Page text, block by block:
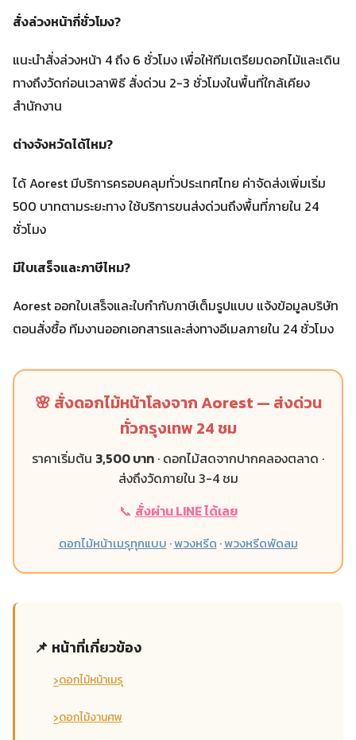
สั่งล่วงหน้ากี่ชั่วโมง?
แนะนำสั่งล่วงหน้า 4 ถึง 6 ชั่วโมง เพื่อให้ทีมเตรียมดอกไม้และเดิน
ทางถึงวัดก่อนเวลาพิธี สั่งด่วน 2-3 ชั่วโมงในพื้นที่ใกล้เคียง
สำนักงาน
ต่างจังหวัดได้ไหม?
ได้ Aorest มีบริการครอบคลุมทั่วประเทศไทย ค่าจัดส่งเพิ่มเริ่ม
500 บาทตามระยะทาง ใช้บริการขนส่งด่วนถึงพื้นที่ภายใน 24
ชั่วโมง
มีใบเสร็จและภาษีไหม?
Aorest ออกใบเสร็จและใบกำกับภาษีเต็มรูปแบบ แจ้งข้อมูลบริษัท
ตอนสั่งซื้อ ทีมงานออกเอกสารและส่งทางอีเมลภายใน 24 ชั่วโมง
🌸 สั่งดอกไม้หน้าโลงจาก Aorest — ส่งด่วน
ทั่วกรุงเทพ 24 ชม
ราคาเริ่มต้น 3,500 บาท · ดอกไม้สดจากปากคลองตลาด ·
ส่งถึงวัดภายใน 3-4 ชม
📞 สั่งผ่าน LINE ได้เลย
ดอกไม้หน้าเมรุทุกแบบ ·พวงหรีด ·พวงหรีดพัดลม
📌 หน้าที่เกี่ยวข้อง
›ดอกไม้หน้าเมรุ
›ดอกไม้งานศพ